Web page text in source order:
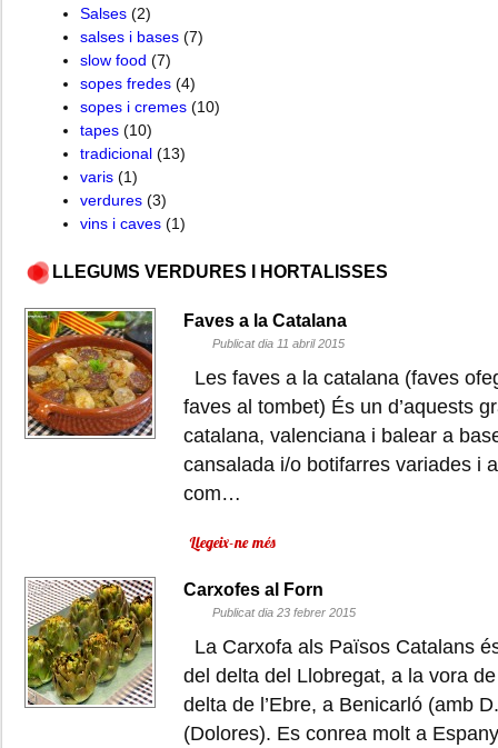
Salses (2)
salses i bases (7)
slow food (7)
sopes fredes (4)
sopes i cremes (10)
tapes (10)
tradicional (13)
varis (1)
verdures (3)
vins i caves (1)
LLEGUMS VERDURES I HORTALISSES
Faves a la Catalana
Publicat dia 11 abril 2015
Les faves a la catalana (faves
faves al tombet) És un d’aquests
catalana, valenciana i balear a
cansalada i/o botifarres variades i
com…
Llegeix-ne més
Carxofes al Forn
Publicat dia 23 febrer 2015
La Carxofa als Països Catalans
del delta del Llobregat, a la vora
delta de l’Ebre, a Benicarló (amb
(Dolores). Es conrea molt a